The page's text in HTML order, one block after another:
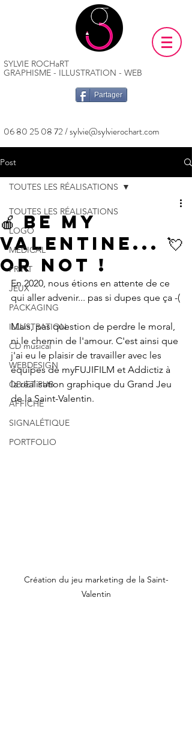
SYLVIE ROCHaRT
GRAPHISME - ILLUSTRATION - WEB
Partager
06 80 25 08 72/sylvie@sylvierochart.com
Post
TOUTES LES RÉALISATIONS
LOGO
MÉDICAL
PRINT
JEUX
PACKAGING
ILLUSTRATION
CD musical
WEBDESIGN
OBJET PUB
AFFICHE
SIGNALÉTIQUE
PORTFOLIO
TOUTES LES RÉALISATIONS
🍎 Be my
Valentine... 💘
or not !
En 2020, nous étions en attente de ce
qui aller advenir... pas si dupes que ça -(
Mais, pas question de perdre le moral,
ni le chemin de l'amour. C'est ainsi que
j'ai eu le plaisir de travailler avec les
équipes de myFUJIFILM et Addictiz à
la réalisation graphique du Grand Jeu
de la Saint-Valentin.
Création du jeu marketing de la Saint-
Valentin